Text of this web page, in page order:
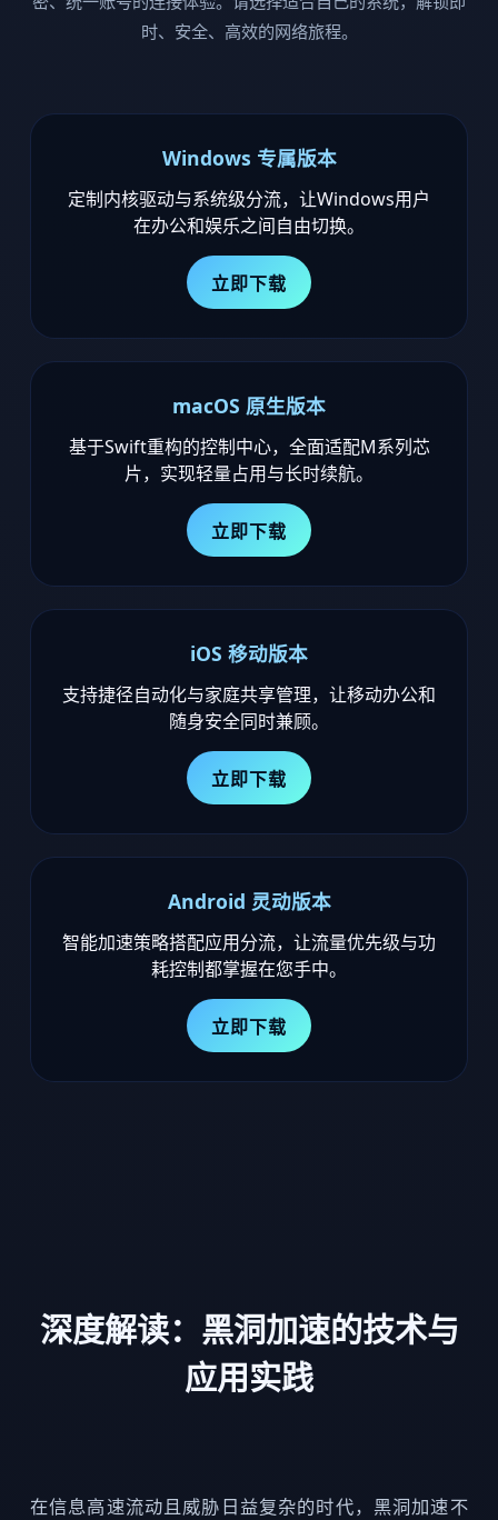
时、安全、高效的网络旅程。
Windows 专属版本
定制内核驱动与系统级分流，让Windows用户
在办公和娱乐之间自由切换。
立即下载
macOS 原生版本
基于Swift重构的控制中心，全面适配M系列芯
片，实现轻量占用与长时续航。
立即下载
iOS 移动版本
支持捷径自动化与家庭共享管理，让移动办公和
随身安全同时兼顾。
立即下载
Android 灵动版本
智能加速策略搭配应用分流，让流量优先级与功
耗控制都掌握在您手中。
立即下载
深度解读：黑洞加速的技术与
应用实践
在信息高速流动且威胁日益复杂的时代，黑洞加速不